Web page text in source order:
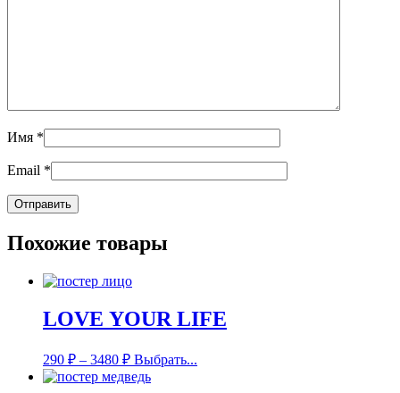
Имя *
Email *
Похожие товары
LOVE YOUR LIFE
290 ₽ – 3480 ₽ Выбрать...